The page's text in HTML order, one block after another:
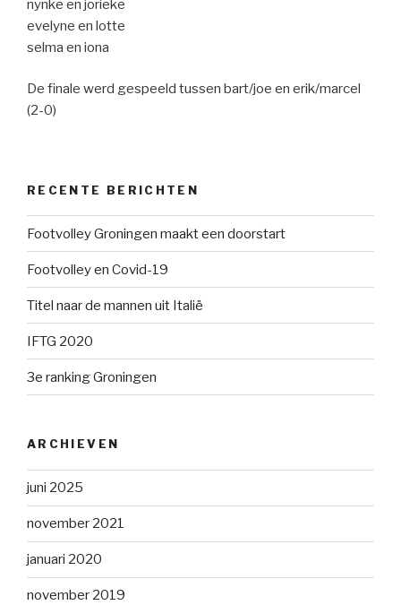
nynke en jorieke
evelyne en lotte
selma en iona
De finale werd gespeeld tussen bart/joe en erik/marcel
(2-0)
RECENTE BERICHTEN
Footvolley Groningen maakt een doorstart
Footvolley en Covid-19
Titel naar de mannen uit Italië
IFTG 2020
3e ranking Groningen
ARCHIEVEN
juni 2025
november 2021
januari 2020
november 2019